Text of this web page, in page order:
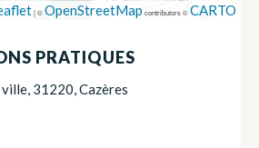
|©OpenStreetMap contributors ©CARTO
PRATIQUES
31220, Cazères